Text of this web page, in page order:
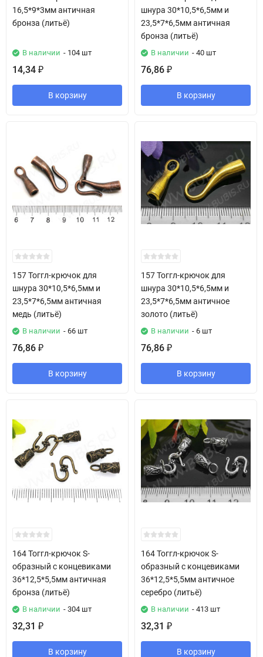
16,5*9*3мм античная
бронза (литьё)
В наличии - 104 шт
14,34 ₽
В корзину
шнура 30*10,5*6,5мм и
23,5*7*6,5мм античная
бронза (литьё)
В наличии - 40 шт
76,86 ₽
В корзину
157 Тоггл-крючок для
шнура 30*10,5*6,5мм и
23,5*7*6,5мм античная
медь (литьё)
В наличии - 66 шт
76,86 ₽
В корзину
157 Тоггл-крючок для
шнура 30*10,5*6,5мм и
23,5*7*6,5мм античное
золото (литьё)
В наличии - 6 шт
76,86 ₽
В корзину
164 Тоггл-крючок S-
образный с концевиками
36*12,5*5,5мм античная
бронза (литьё)
В наличии - 304 шт
32,31 ₽
В корзину
164 Тоггл-крючок S-
образный с концевиками
36*12,5*5,5мм античное
серебро (литьё)
В наличии - 413 шт
32,31 ₽
В корзину